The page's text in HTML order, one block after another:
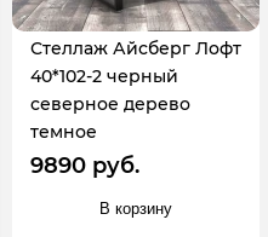
Стеллаж Айсберг Лофт
40*102-2 черный
северное дерево
темное
9890 руб.
В корзину